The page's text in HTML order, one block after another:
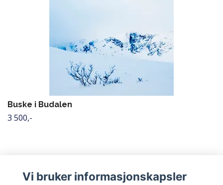
Buske i Budalen
3 500,-
Vi bruker informasjonskapsler